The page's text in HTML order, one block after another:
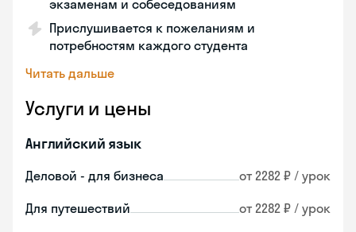
экзаменам и собеседованиям
Прислушивается к пожеланиям и
потребностям каждого студента
Читать дальше
Услуги и цены
Английский язык
Деловой - для бизнеса от 2282 ₽ / урок
Для путешествий от 2282 ₽ / урок